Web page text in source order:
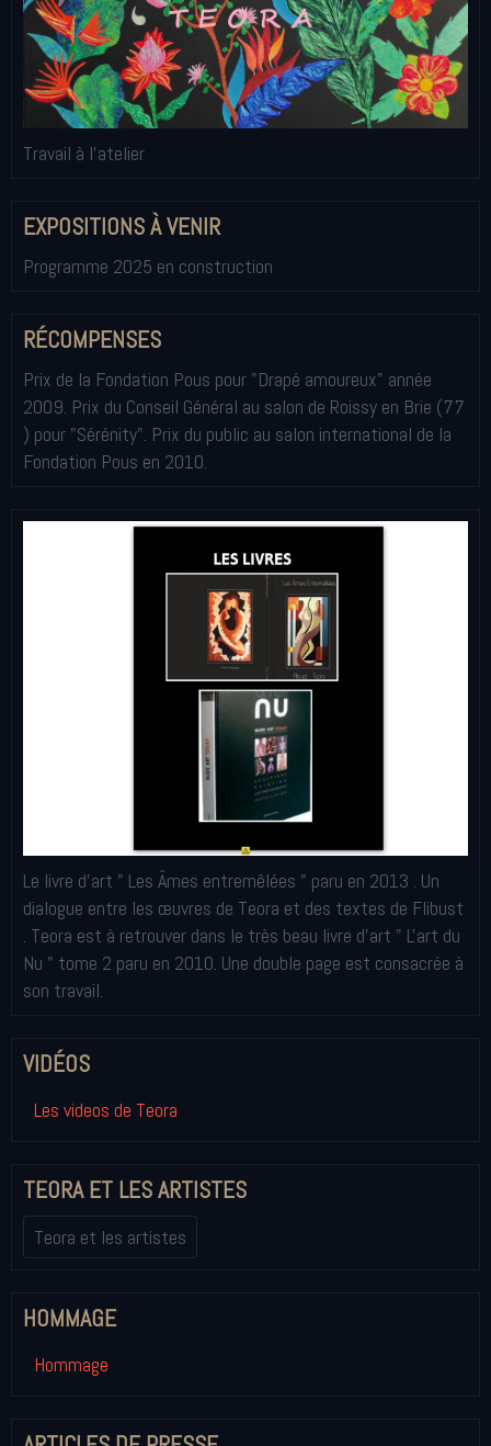
Travail à l'atelier
EXPOSITIONS À VENIR
Programme 2025 en construction
RÉCOMPENSES
Prix de la Fondation Pous pour "Drapé amoureux" année
2009. Prix du Conseil Général au salon de Roissy en Brie (77
) pour "Sérénity". Prix du public au salon international de la
Fondation Pous en 2010.
Le livre d'art " Les Âmes entremêlées " paru en 2013 . Un
dialogue entre les œuvres de Teora et des textes de Flibust
. Teora est à retrouver dans le très beau livre d'art " L'art du
Nu " tome 2 paru en 2010. Une double page est consacrée à
son travail.
VIDÉOS
Les videos de Teora
TEORA ET LES ARTISTES
Teora et les artistes
HOMMAGE
Hommage